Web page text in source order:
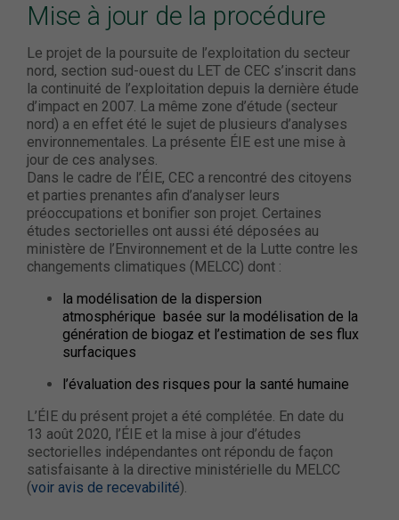
Mise à jour de la procédure
Le projet de la poursuite de l’exploitation du secteur
nord, section sud-ouest du LET de CEC s’inscrit dans
la continuité de l’exploitation depuis la dernière étude
d’impact en 2007. La même zone d’étude (secteur
nord) a en effet été le sujet de plusieurs d’analyses
environnementales. La présente ÉIE est une mise à
jour de ces analyses.
Dans le cadre de l’ÉIE, CEC a rencontré des citoyens
et parties prenantes afin d’analyser leurs
préoccupations et bonifier son projet. Certaines
études sectorielles ont aussi été déposées au
ministère de l’Environnement et de la Lutte contre les
changements climatiques (MELCC) dont :
la modélisation de la dispersion
atmosphérique basée sur la modélisation de la
génération de biogaz et l’estimation de ses flux
surfaciques
l’évaluation des risques pour la santé humaine
L’ÉIE du présent projet a été complétée. En date du
13 août 2020, l’ÉIE et la mise à jour d’études
sectorielles indépendantes ont répondu de façon
satisfaisante à la directive ministérielle du MELCC
(voir avis de recevabilité).